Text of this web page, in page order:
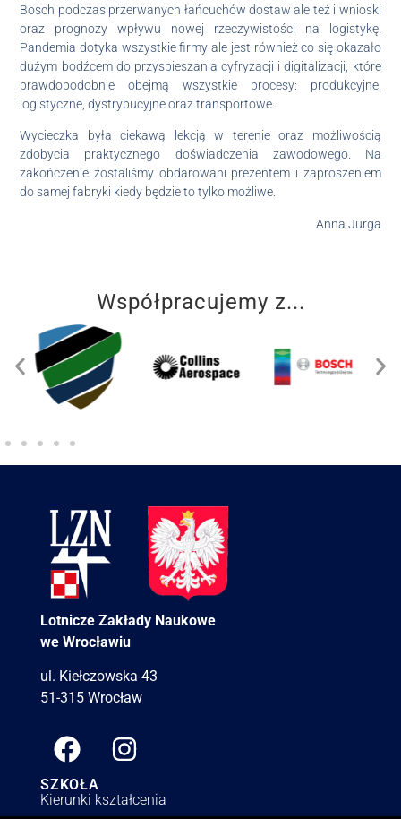
Bosch podczas przerwanych łańcuchów dostaw ale też i wnioski
oraz prognozy wpływu nowej rzeczywistości na logistykę.
Pandemia dotyka wszystkie firmy ale jest również co się okazało
dużym bodźcem do przyspieszania cyfryzacji i digitalizacji, które
prawdopodobnie obejmą wszystkie procesy: produkcyjne,
logistyczne, dystrybucyjne oraz transportowe.
Wycieczka była ciekawą lekcją w terenie oraz możliwością
zdobycia praktycznego doświadczenia zawodowego. Na
zakończenie zostaliśmy obdarowani prezentem i zaproszeniem
do samej fabryki kiedy będzie to tylko możliwe.
Anna Jurga
Współpracujemy z...
Lotnicze Zakłady Naukowe
we Wrocławiu
ul. Kiełczowska 43
51-315 Wrocław
SZKOŁA
Kierunki kształcenia